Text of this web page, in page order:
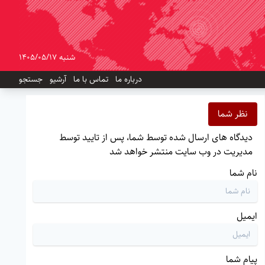
شنبه 1405/05/17
درباره ما تماس با ما آرشیو جستجو
نظر شما
دیدگاه های ارسال شده توسط شما، پس از تایید توسط
مدیریت در وب سایت منتشر خواهد شد
نام شما
ایمیل
پیام شما